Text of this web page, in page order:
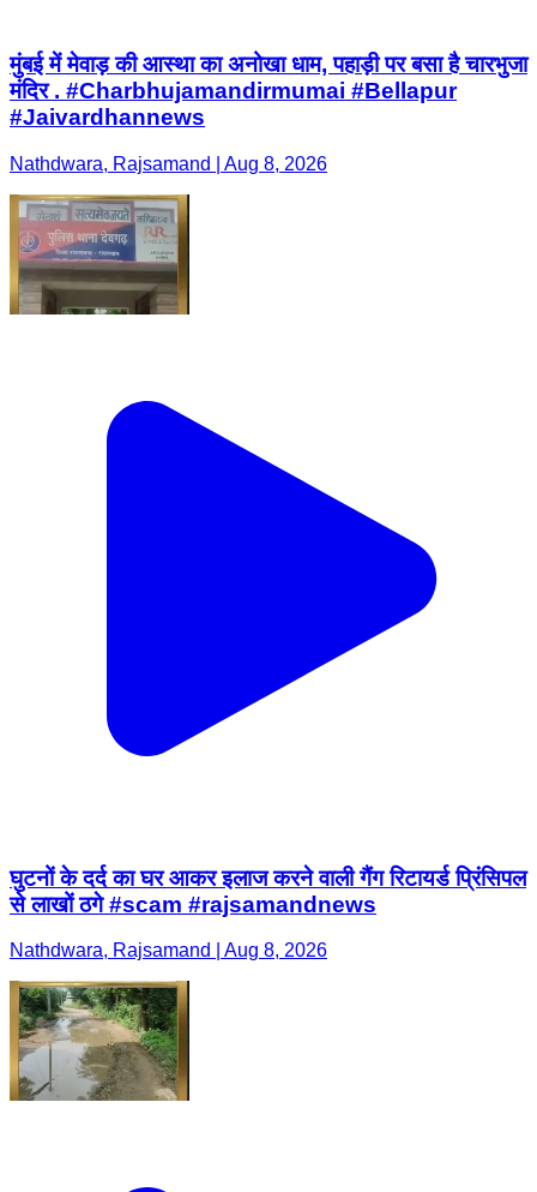
मुंबई में मेवाड़ की आस्था का अनोखा धाम, पहाड़ी पर बसा है चारभुजा
मंदिर . #Charbhujamandirmumai #Bellapur
#Jaivardhannews
Nathdwara, Rajsamand | Aug 8, 2026
घुटनों के दर्द का घर आकर इलाज करने वाली गैंग रिटायर्ड प्रिंसिपल
से लाखों ठगे #scam #rajsamandnews
Nathdwara, Rajsamand | Aug 8, 2026